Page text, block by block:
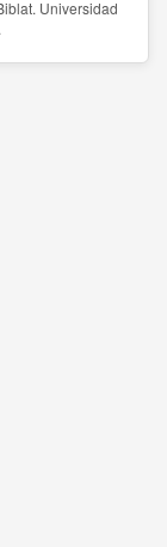
Universidad